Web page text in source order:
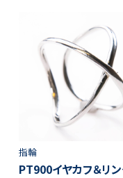
指輪
PT900イヤカフ＆リ